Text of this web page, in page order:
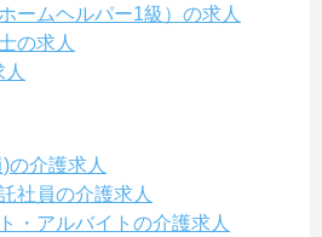
ームヘルパー1級）の求人
の求人
の介護求人
社員の介護求人
・アルバイトの介護求人